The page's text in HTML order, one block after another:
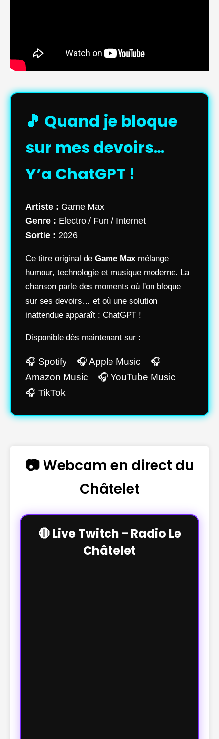
🎵 Quand je bloque
sur mes devoirs…
Y’a ChatGPT !
Artiste : Game Max
Genre : Electro / Fun / Internet
Sortie : 2026
Ce titre original de Game Max mélange
humour, technologie et musique moderne. La
chanson parle des moments où l'on bloque
sur ses devoirs… et où une solution
inattendue apparaît : ChatGPT !
Disponible dès maintenant sur :
🎧 Spotify 🎧 Apple Music 🎧
Amazon Music 🎧 YouTube Music
🎧 TikTok
📷 Webcam en direct du
Châtelet
🔴 Live Twitch - Radio Le
Châtelet